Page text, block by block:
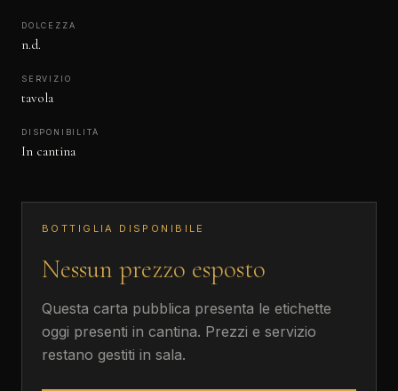
DOLCEZZA
n.d.
SERVIZIO
tavola
DISPONIBILITÀ
In cantina
BOTTIGLIA DISPONIBILE
Nessun prezzo esposto
Questa carta pubblica presenta le etichette
oggi presenti in cantina. Prezzi e servizio
restano gestiti in sala.